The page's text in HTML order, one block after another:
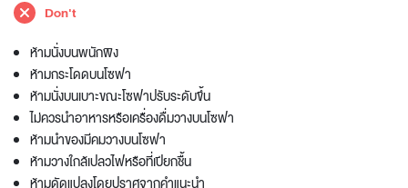
Don't
ห้ามนั่งบนพนักพิง
ห้ามกระโดดบนโซฟา
ห้ามนั่งบนเบาะขณะโซฟาปรับระดับขึ้น
ไม่ควรนำอาหารหรือเครื่องดื่มวางบนโซฟา
ห้ามนำของมีคมวางบนโซฟา
ห้ามวางใกล้เปลวไฟหรือที่เปียกชื้น
ห้ามดัดแปลงโดยปราศจากคำแนะนำ